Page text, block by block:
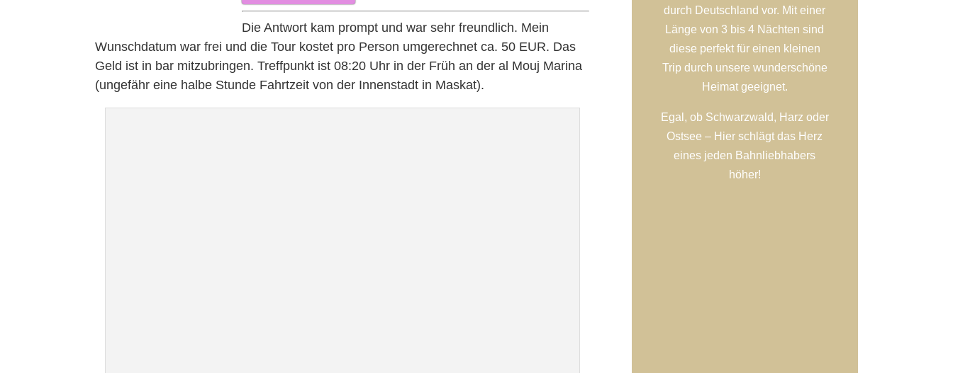
Die Antwort kam prompt und war sehr freundlich. Mein
Wunschdatum war frei und die Tour kostet pro Person umgerechnet ca. 50 EUR. Das
Geld ist in bar mitzubringen. Treffpunkt ist 08:20 Uhr in der Früh an der al Mouj Marina
(ungefähr eine halbe Stunde Fahrtzeit von der Innenstadt in Maskat).
durch Deutschland vor. Mit einer
Länge von 3 bis 4 Nächten sind
diese perfekt für einen kleinen
Trip durch unsere wunderschöne
Heimat geeignet.
Egal, ob Schwarzwald, Harz oder
Ostsee – Hier schlägt das Herz
eines jeden Bahnliebhabers
höher!